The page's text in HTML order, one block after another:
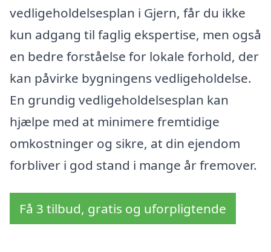
vedligeholdelsesplan i Gjern, får du ikke
kun adgang til faglig ekspertise, men også
en bedre forståelse for lokale forhold, der
kan påvirke bygningens vedligeholdelse.
En grundig vedligeholdelsesplan kan
hjælpe med at minimere fremtidige
omkostninger og sikre, at din ejendom
forbliver i god stand i mange år fremover.
Få 3 tilbud, gratis og uforpligtende